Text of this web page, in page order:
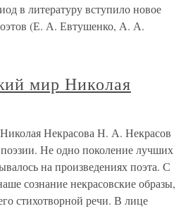
в литературу вступило новое
(Е. А. Евтушенко, А. А.
мир Николая
Некрасова Н. А. Некрасов
Не одно поколение лучших
на произведениях поэта. С
сознание некрасовские образы,
стихотворной речи. В лице